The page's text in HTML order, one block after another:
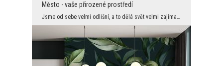
Město - vaše přirozené prostředí
Jsme od sebe velmi odlišní, a to dělá svět velmi zajímavým. Náš sortiment nástěnných dekorací sle...